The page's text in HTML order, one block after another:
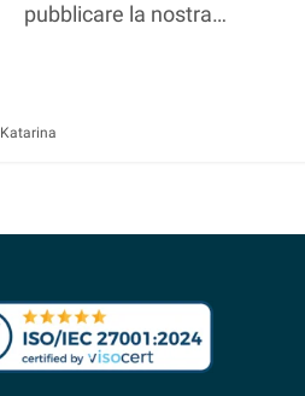
pubblicare la nostra…
Katarina